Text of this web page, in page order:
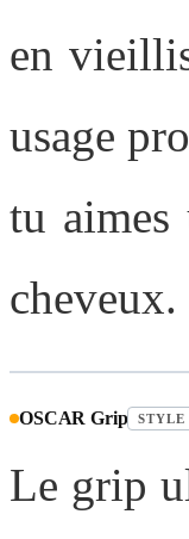
en
usage
tu aimes
OSCAR Grip STYLE
Le grip